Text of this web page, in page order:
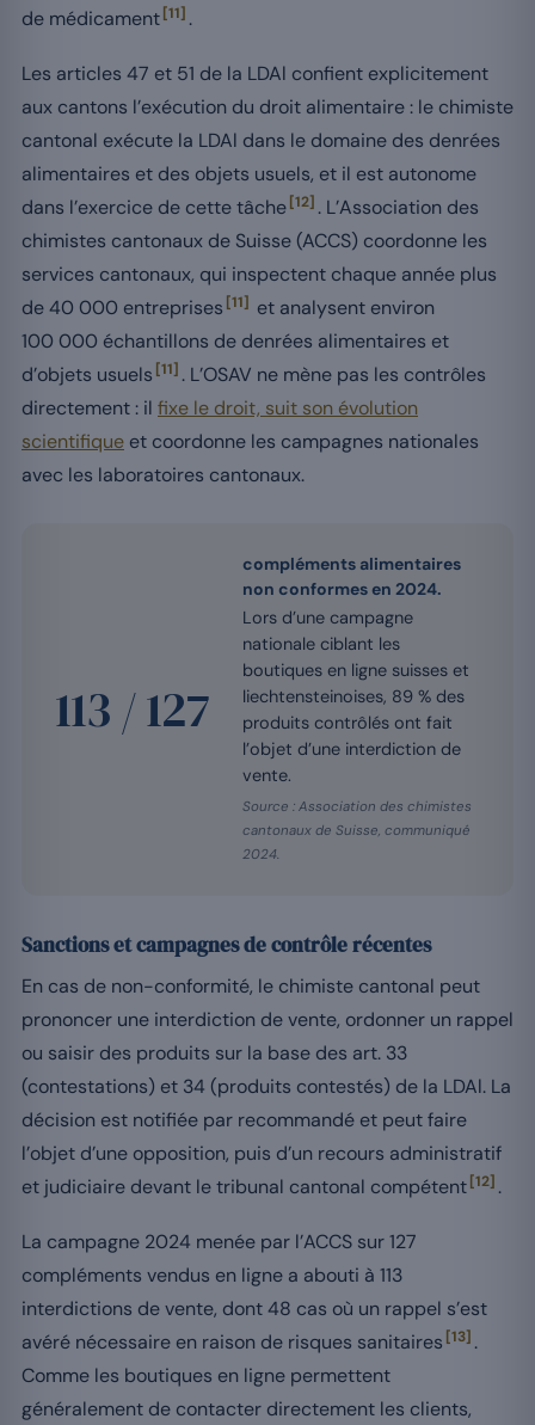
de médicament[11] .
Les articles 47 et 51 de la LDAl confient explicitement
aux cantons l’exécution du droit alimentaire : le chimiste
cantonal exécute la LDAl dans le domaine des denrées
alimentaires et des objets usuels, et il est autonome
dans l’exercice de cette tâche[12] . L’Association des
chimistes cantonaux de Suisse (ACCS) coordonne les
services cantonaux, qui inspectent chaque année plus
de 40 000 entreprises [11]
et analysent environ
100 000 échantillons de denrées alimentaires et
d’objets usuels [11] . L’OSAV ne mène pas les contrôles
directement : il fixe le droit, suit son évolution
scientifique et coordonne les campagnes nationales
avec les laboratoires cantonaux.
113 / 127
compléments alimentaires
non conformes en 2024.
Lors d’une campagne
nationale ciblant les
boutiques en ligne suisses et
liechtensteinoises, 89 % des
produits contrôlés ont fait
l’objet d’une interdiction de
vente.
Source : Association des chimistes
cantonaux de Suisse, communiqué
2024.
Sanctions et campagnes de contrôle récentes
En cas de non-conformité, le chimiste cantonal peut
prononcer une interdiction de vente, ordonner un rappel
ou saisir des produits sur la base des art. 33
(contestations) et 34 (produits contestés) de la LDAl. La
décision est notifiée par recommandé et peut faire
l’objet d’une opposition, puis d’un recours administratif
et judiciaire devant le tribunal cantonal compétent[12] .
La campagne 2024 menée par l’ACCS sur 127
compléments vendus en ligne a abouti à 113
interdictions de vente, dont 48 cas où un rappel s’est
avéré nécessaire en raison de risques sanitaires [13] .
Comme les boutiques en ligne permettent
généralement de contacter directement les clients,